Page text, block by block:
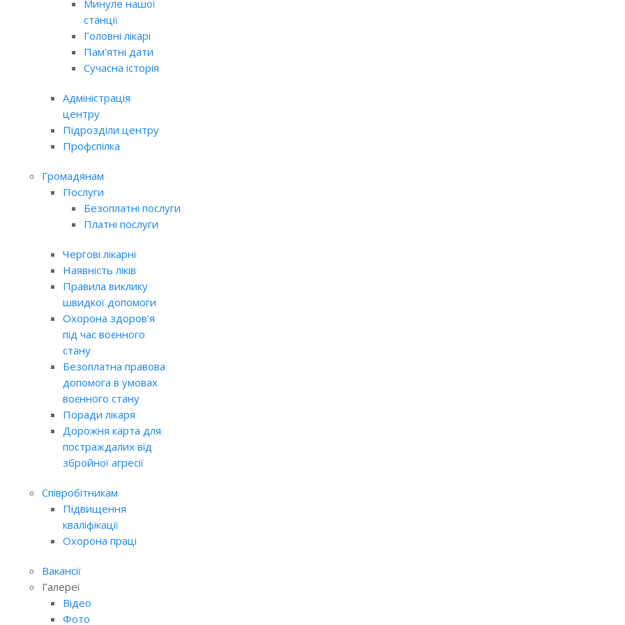
Минуле нашої
станції
Головні лікарі
Пам’ятні дати
Сучасна історія
Адміністрація
центру
Підрозділи центру
Профспілка
Громадянам
Послуги
Безоплатні послуги
Платні послуги
Чергові лікарні
Наявність ліків
Правила виклику
швидкої допомоги
Охорона здоров'я
під час воєнного
стану
Безоплатна правова
допомога в умовах
воєнного стану
Поради лікаря
Дорожня карта для
постраждалих від
збройної агресії
Співробітникам
Підвищення
кваліфікації
Охорона праці
Вакансії
Галереї
Відео
Фото